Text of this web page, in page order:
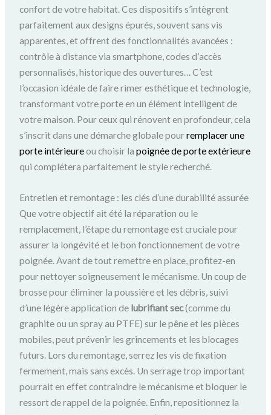
confort de votre habitat. Ces dispositifs s’intègrent
parfaitement aux designs épurés, souvent sans vis
apparentes, et offrent des fonctionnalités avancées :
contrôle à distance via smartphone, codes d’accès
personnalisés, historique des ouvertures… C’est
l’occasion idéale de faire rimer esthétique et technologie,
transformant votre porte en un élément intelligent de
votre maison. Pour ceux qui rénovent en profondeur, cela
s’inscrit dans une démarche globale pourremplacer une
porte intérieureou choisir lapoignée de porte extérieure
qui complétera parfaitement le style recherché.
Entretien et remontage : les clés d’une durabilité assurée
Que votre objectif ait été la réparation ou le
remplacement, l’étape du remontage est cruciale pour
assurer la longévité et le bon fonctionnement de votre
poignée. Avant de tout remettre en place, profitez-en
pour nettoyer soigneusement le mécanisme. Un coup de
brosse pour éliminer la poussière et les débris, suivi
d’une légère application de lubrifiant sec(comme du
graphite ou un spray au PTFE) sur le pêne et les pièces
mobiles, peut prévenir les grincements et les blocages
futurs. Lors du remontage, serrez les vis de fixation
fermement, mais sans excès. Un serrage trop important
pourrait en effet contraindre le mécanisme et bloquer le
ressort de rappel de la poignée. Enfin, repositionnez la